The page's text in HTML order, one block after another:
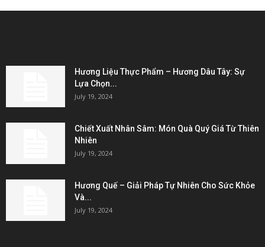
Hương Liệu Thực Phẩm – Hương Dâu Tây: Sự
Lựa Chọn...
July 19, 2024
Chiết Xuất Nhân Sâm: Món Quà Quý Giá Từ Thiên
Nhiên
July 19, 2024
Hương Quế – Giải Pháp Tự Nhiên Cho Sức Khỏe
Và...
July 19, 2024